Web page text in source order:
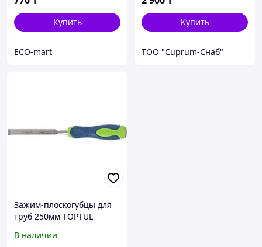
Купить
ECO-mart
Купить
ТОО "Cuprum-Снаб"
Зажим-плоскогубцы для
труб 250мм TOPTUL
В наличии